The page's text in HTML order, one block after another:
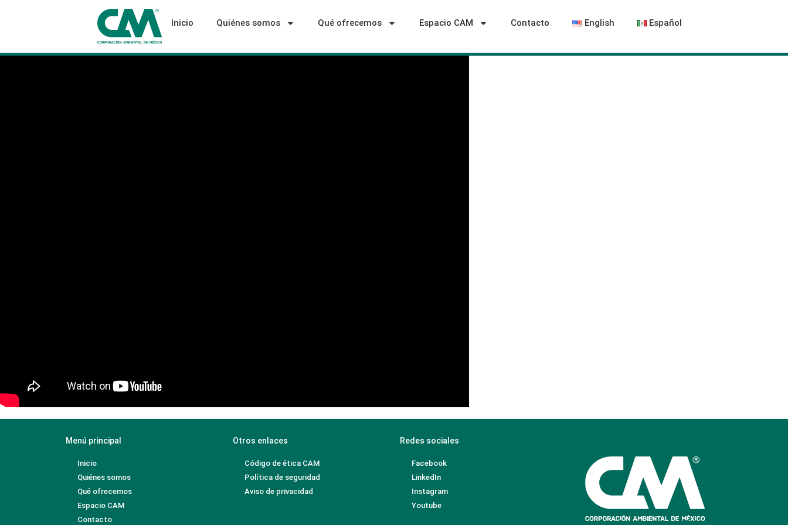
Inicio Quiénes somos Qué ofrecemos Espacio CAM Contacto English Español
Menú principal Otros enlaces Redes sociales
Inicio
Quiénes somos
Qué ofrecemos
Espacio CAM
Contacto
Código de ética CAM
Política de seguridad
Aviso de privacidad
Facebook
LinkedIn
Instagram
Youtube